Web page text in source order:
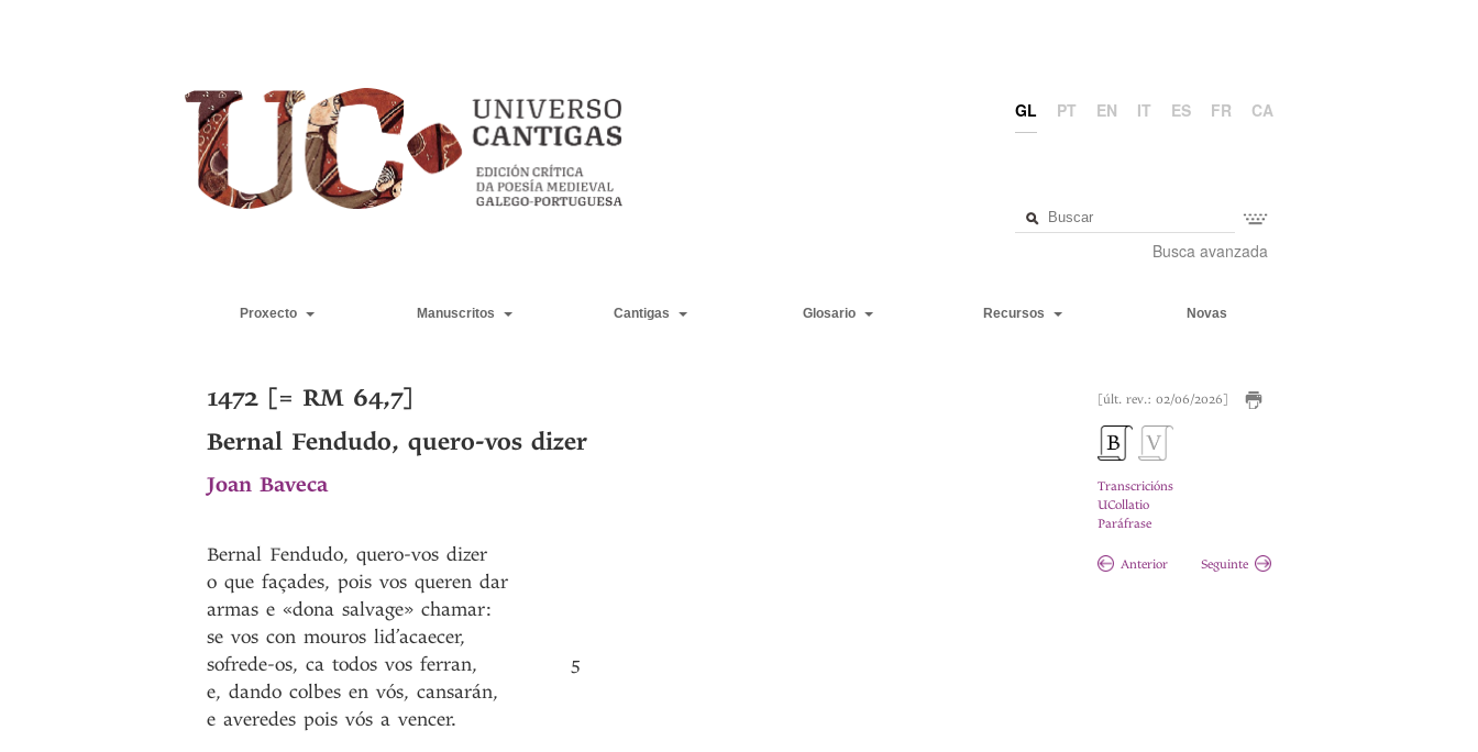
GL PT EN IT ES FR CA
Busca avanzada
Proxecto Manuscritos Cantigas Glosario Recursos Novas
[últ. rev.: 02/06/2026]
Transcricións
UCollatio
Paráfrase
Anterior Seguinte
1472 [= RM 64,7]
Bernal Fendudo, quero-vos dizer
Joan Baveca
Bernal Fendudo, quero-vos dizer
o que façades, pois vos queren dar
armas e «dona salvage» chamar:
se vos con mouros lid’acaecer,
sofrede-os, ca todos vos ferran,
e, dando colbes en vós, cansarán,
e averedes pois vós a vencer.
5